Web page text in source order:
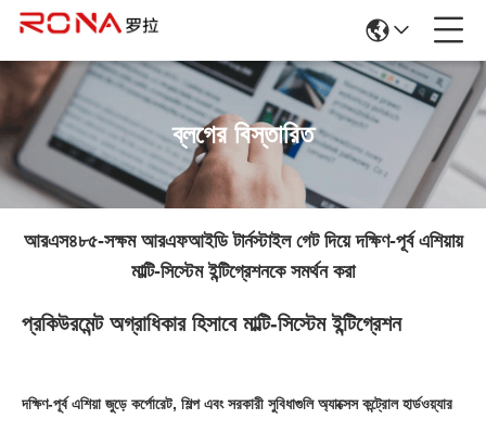
ব্লগের বিস্তারিত
আরএস৪৮৫-সক্ষম আরএফআইডি টার্নস্টাইল গেট দিয়ে দক্ষিণ-পূর্ব এশিয়ায়
মাল্টি-সিস্টেম ইন্টিগ্রেশনকে সমর্থন করা
প্রকিউরমেন্ট অগ্রাধিকার হিসাবে মাল্টি-সিস্টেম ইন্টিগ্রেশন
দক্ষিণ-পূর্ব এশিয়া জুড়ে কর্পোরেট, শিল্প এবং সরকারী সুবিধাগুলি অ্যাক্সেস কন্ট্রোল হার্ডওয়্যার